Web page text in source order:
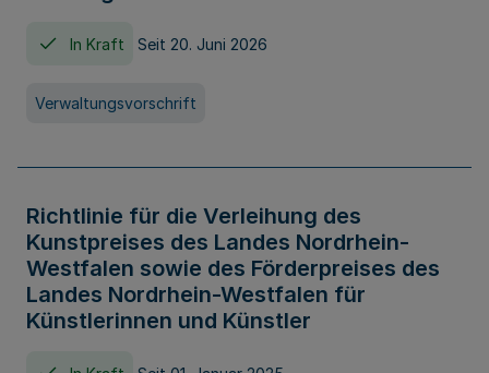
In Kraft Seit 20. Juni 2026
Verwaltungsvorschrift
Richtlinie für die Verleihung des
Kunstpreises des Landes Nordrhein-
Westfalen sowie des Förderpreises des
Landes Nordrhein-Westfalen für
Künstlerinnen und Künstler